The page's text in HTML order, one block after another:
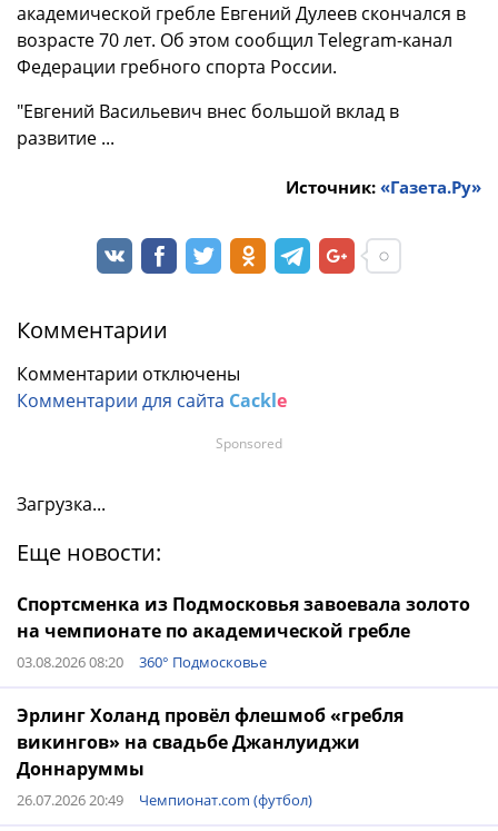
академической гребле Евгений Дулеев скончался в
возрасте 70 лет. Об этом сообщил Telegram-канал
Федерации гребного спорта России.
"Евгений Васильевич внес большой вклад в
развитие ...
Источник: «Газета.Ру»
Комментарии
Комментарии отключены
Комментарии для сайта Cackle
Загрузка...
Еще новости:
Спортсменка из Подмосковья завоевала золото
на чемпионате по академической гребле
03.08.2026 08:20 360° Подмосковье
Эрлинг Холанд провёл флешмоб «гребля
викингов» на свадьбе Джанлуиджи
Доннаруммы
26.07.2026 20:49 Чемпионат.com (футбол)
Sponsored